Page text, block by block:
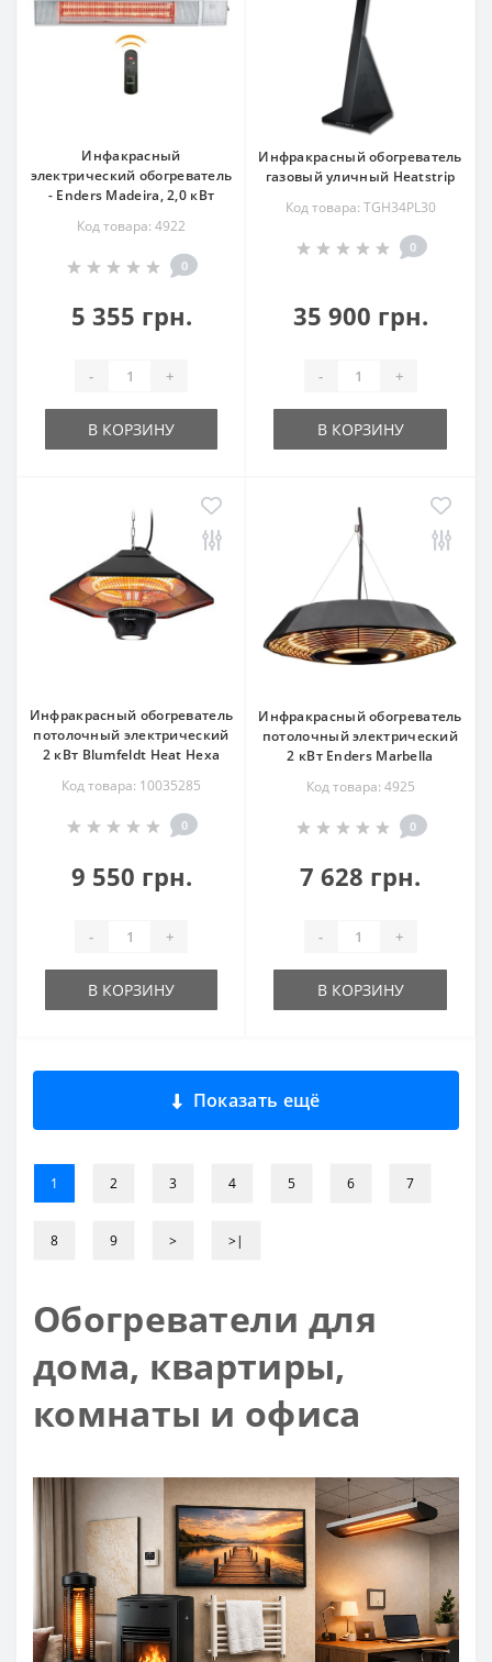
Инфакрасный
электрический обогреватель
- Enders Madeira, 2,0 кВт
Код товара: 4922
0
5 355 грн.
- +
В КОРЗИНУ
Инфракрасный обогреватель
газовый уличный Heatstrip
Код товара: ТGH34PL30
0
35 900 грн.
- +
В КОРЗИНУ
Инфракрасный обогреватель
потолочный электрический
2 кВт Blumfeldt Heat Hexa
Код товара: 10035285
0
9 550 грн.
- +
В КОРЗИНУ
Инфракрасный обогреватель
потолочный электрический
2 кВт Enders Marbella
Код товара: 4925
0
7 628 грн.
- +
В КОРЗИНУ
Показать ещё
1 2 3 4 5 6 7
8 9 > >|
Обогреватели для
дома, квартиры,
комнаты и офиса